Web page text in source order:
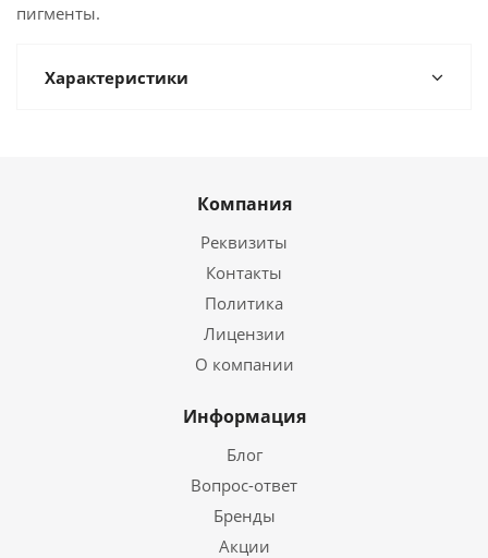
пигменты.
Характеристики
Компания
Реквизиты
Контакты
Политика
Лицензии
О компании
Информация
Блог
Вопрос-ответ
Бренды
Акции